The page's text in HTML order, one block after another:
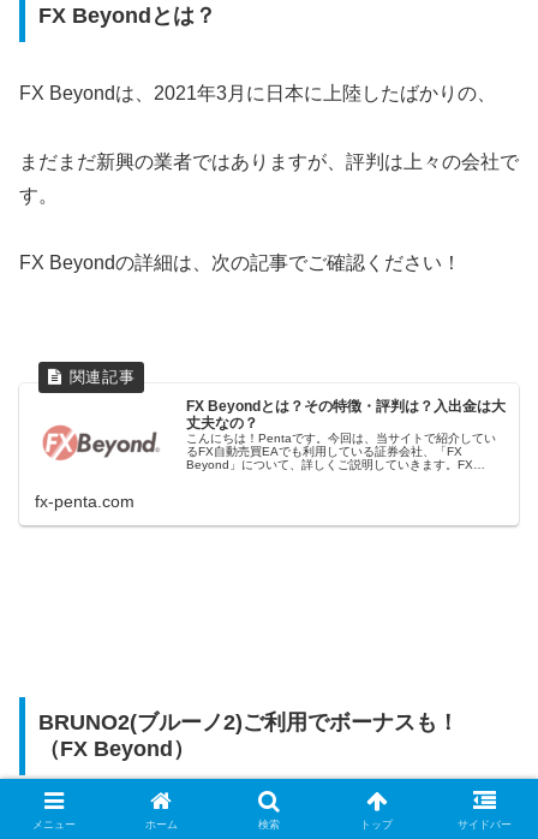
FX Beyondとは？
FX Beyondは、2021年3月に日本に上陸したばかりの、
まだまだ新興の業者ではありますが、評判は上々の会社で
す。
FX Beyondの詳細は、次の記事でご確認ください！
FX Beyondとは？その特徴・評判は？入出金は大
丈夫なの？
こんにちは！Pentaです。今回は、当サイトで紹介してい
るFX自動売買EAでも利用している証券会社、「FX
Beyond」について、詳しくご説明していきます。FX
fx-penta.com
BRUNO2(ブルーノ2)ご利用でボーナスも！
（FX Beyond）
メニュー ホーム 検索 トップ サイドバー